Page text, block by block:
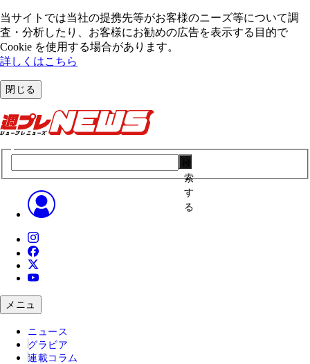
当サイトでは当社の提携先等がお客様のニーズ等について調
査・分析したり、お客様にお勧めの広告を表⽰する⽬的で
Cookie を使⽤する場合があります。
詳しくはこちら
閉じる
索
す
る
メニュ
ニュース
グラビア
連載コラム